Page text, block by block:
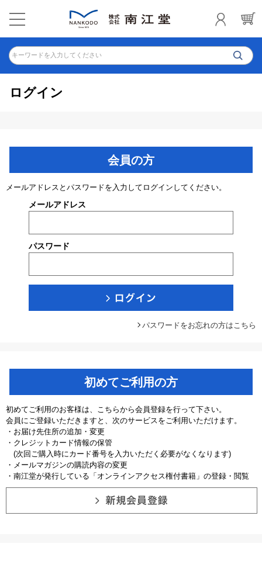
キーワードを入力してください
ログイン
会員の方
メールアドレスとパスワードを入力してログインしてください。
メールアドレス
パスワード
パスワードをお忘れの方はこちら
初めてご利用の方
初めてご利用のお客様は、こちらから会員登録を行って下さい。
会員にご登録いただきますと、次のサービスをご利用いただけます。
・お届け先住所の追加・変更
・クレジットカード情報の保管
(次回ご購入時にカード番号を入力いただく必要がなくなります)
・メールマガジンの購読内容の変更
・南江堂が発行している「オンラインアクセス権付書籍」の登録・閲覧